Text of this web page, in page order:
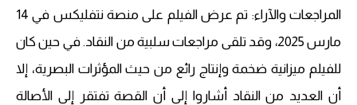
المراجعات والآراء: تم عرض الفيلم على منصة نتفليكس في 14
مارس 2025، وقد تلقى مراجعات سلبية من النقاد. في حين كان
للفيلم ميزانية ضخمة وإنتاج رائع من حيث المؤثرات البصرية، إلا
أن العديد من النقاد أشاروا إلى أن القصة تفتقر إلى الأصالة